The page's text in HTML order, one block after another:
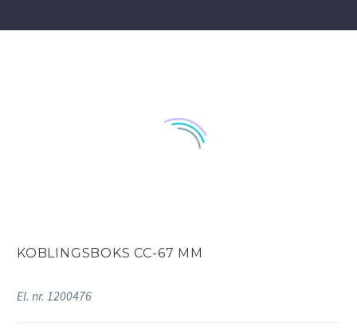
KOBLINGSBOKS CC-67 MM
El. nr. 1200476